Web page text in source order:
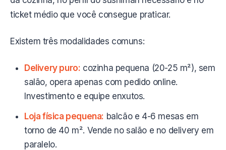
ticket médio que você consegue praticar.
Existem três modalidades comuns:
Delivery puro: cozinha pequena (20-25 m²), sem
salão, opera apenas com pedido online.
Investimento e equipe enxutos.
Loja física pequena: balcão e 4-6 mesas em
torno de 40 m². Vende no salão e no delivery em
paralelo.